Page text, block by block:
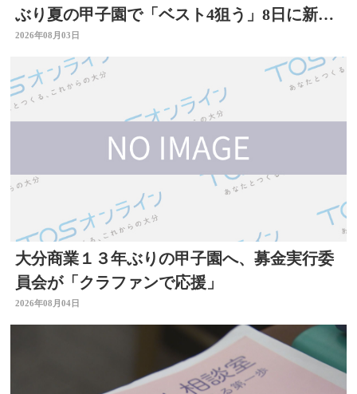
ぶり夏の甲子園で「ベスト4狙う」8日に新潟
代表と対戦
2026年08月03日
大分商業１３年ぶりの甲子園へ、募金実行委
員会が「クラファンで応援」
2026年08月04日